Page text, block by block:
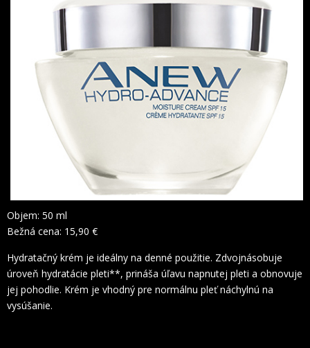
Objem: 50 ml
Bežná cena: 15,90 €
Hydratačný krém je ideálny na denné použitie. Zdvojnásobuje
úroveň hydratácie pleti**, prináša úľavu napnutej pleti a obnovuje
jej pohodlie. Krém je vhodný pre normálnu pleť náchylnú na
vysúšanie.